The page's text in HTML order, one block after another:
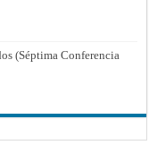
(Séptima Conferencia